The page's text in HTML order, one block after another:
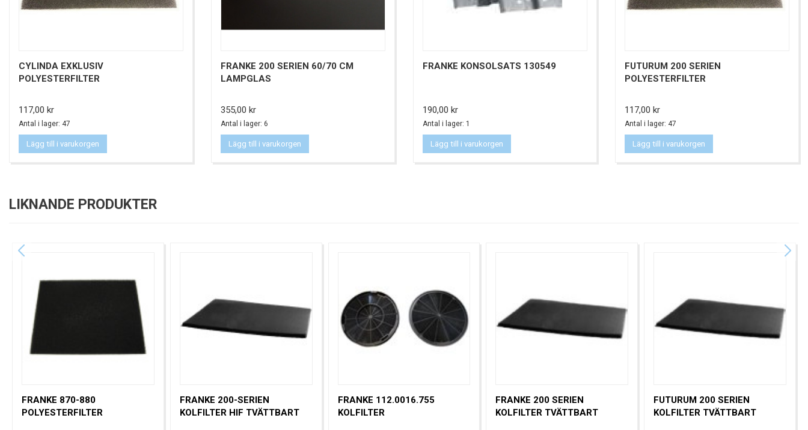
CYLINDA EXKLUSIV
POLYESTERFILTER
Pris
117,00 kr
Antal i lager: 47
Lägg till i varukorgen
FRANKE 200 SERIEN 60/70 CM
LAMPGLAS
Pris
355,00 kr
Antal i lager: 6
Lägg till i varukorgen
FRANKE KONSOLSATS 130549
Pris
190,00 kr
Antal i lager: 1
Lägg till i varukorgen
FUTURUM 200 SERIEN
POLYESTERFILTER
Pris
117,00 kr
Antal i lager: 47
Lägg till i varukorgen
LIKNANDE PRODUKTER
FRANKE 870-880
POLYESTERFILTER
FRANKE 200-SERIEN
KOLFILTER HIF TVÄTTBART
FRANKE 112.0016.755
KOLFILTER
FRANKE 200 SERIEN
KOLFILTER TVÄTTBART
FUTURUM 200 SERIEN
KOLFILTER TVÄTTBART